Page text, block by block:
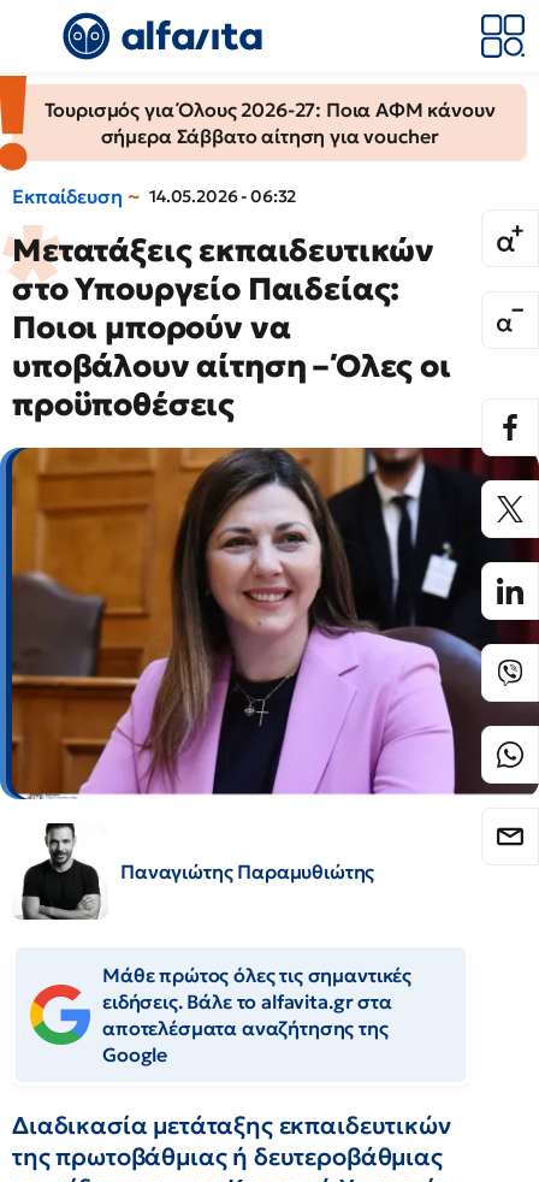
Τουρισμός για Όλους 2026-27: Ποια ΑΦΜ κάνουν
σήμερα Σάββατο αίτηση για voucher
Εκπαίδευση 14.05.2026 - 06:32
Μετατάξεις εκπαιδευτικών
στο Υπουργείο Παιδείας:
Ποιοι μπορούν να
υποβάλουν αίτηση – Όλες οι
προϋποθέσεις
Παναγιώτης Παραμυθιώτης
Μάθε πρώτος όλες τις σημαντικές
ειδήσεις. Βάλε το alfavita.gr στα
αποτελέσματα αναζήτησης της
Google
Διαδικασία μετάταξης εκπαιδευτικών
της πρωτοβάθμιας ή δευτεροβάθμιας